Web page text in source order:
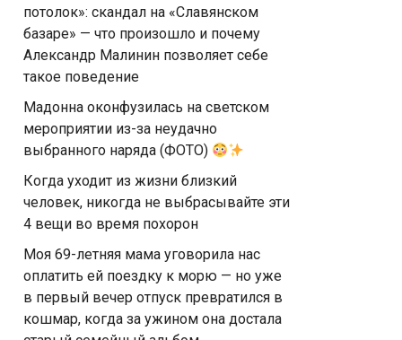
потолок»: скандал на «Славянском
базаре» — что произошло и почему
Александр Малинин позволяет себе
такое поведение
Мадонна оконфузилась на светском
мероприятии из-за неудачно
выбранного наряда (ФОТО)
Когда уходит из жизни близкий
человек, никогда не выбрасывайте эти
4 вещи во время похорон
Моя 69-летняя мама уговорила нас
оплатить ей поездку к морю — но уже
в первый вечер отпуск превратился в
кошмар, когда за ужином она достала